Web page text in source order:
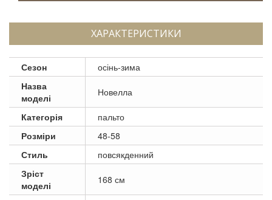
ХАРАКТЕРИСТИКИ
Сезон
осінь-зима
Назва
моделі
Новелла
Категорія
пальто
Розміри
48-58
Стиль
повсякденний
Зріст
моделі
168 см